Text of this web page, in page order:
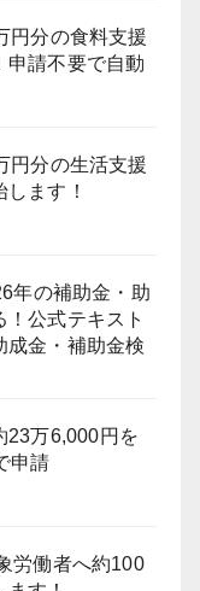
円分の食料支援
申請不要で自動
円分の生活支援
ます！
年の補助金・助
！公式テキスト
成金・補助金検
23万6,000円を
申請
労働者へ約100